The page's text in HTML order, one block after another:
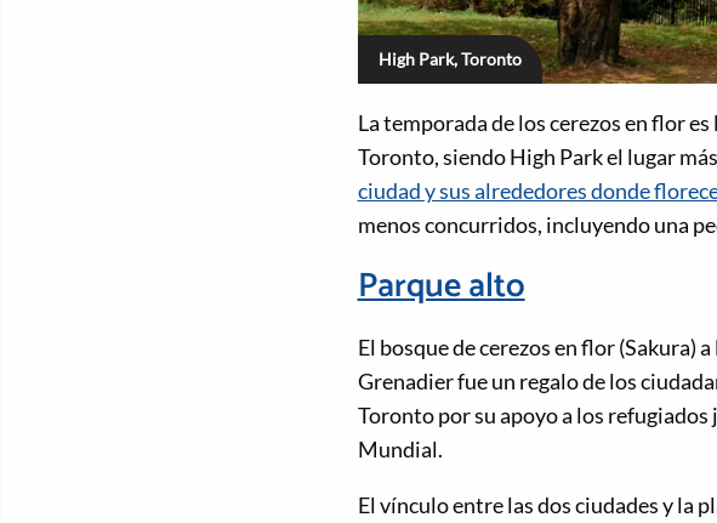
High Park, Toronto
La temporada de los cerezos en flor
Toronto, siendo High Park el lugar
ciudad y sus alrededores donde
menos concurridos, incluyendo una
Parque alto
El bosque de cerezos en flor (Sakura)
Grenadier fue un regalo de los
Toronto por su apoyo a los refugiados
Mundial.
El vínculo entre las dos ciudades y la